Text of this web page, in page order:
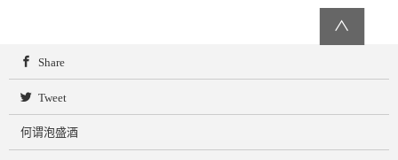
∧
Share
Tweet
何谓泡盛酒